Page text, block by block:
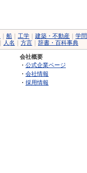
船 工学 建築・不動産
学問
人名 方言 辞書・百科事典
会社概要
・ 公式企業ページ
・ 会社情報
・ 採用情報